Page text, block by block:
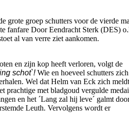
grote groep schutters voor de vierde
fanfare Door Eendracht Sterk (DES)
al van verre ziet aankomen.
en zijn kop heeft verloren, volgt de
schot`!Wie en hoeveel schutters zich
Wel dat Helm van Eck zich
prachtige met bladgoud vergulde
en het ´Lang zal hij leve´ galmt
Leuth. Vervolgens wordt er